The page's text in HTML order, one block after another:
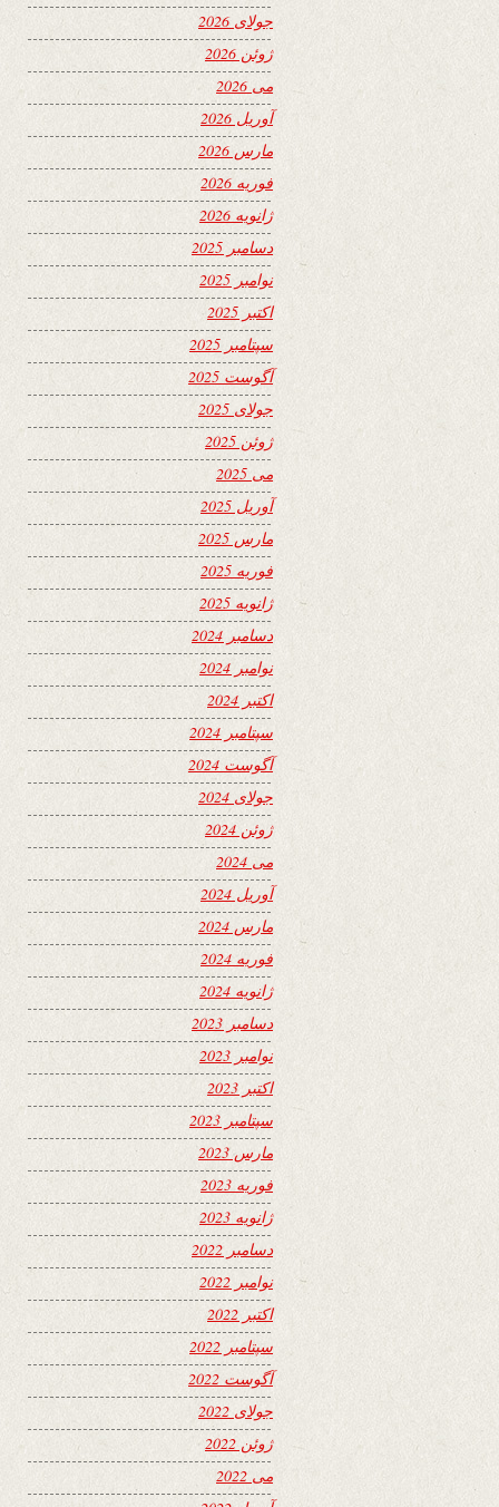
جولای 2026
ژوئن 2026
می 2026
آوریل 2026
مارس 2026
فوریه 2026
ژانویه 2026
دسامبر 2025
نوامبر 2025
اکتبر 2025
سپتامبر 2025
آگوست 2025
جولای 2025
ژوئن 2025
می 2025
آوریل 2025
مارس 2025
فوریه 2025
ژانویه 2025
دسامبر 2024
نوامبر 2024
اکتبر 2024
سپتامبر 2024
آگوست 2024
جولای 2024
ژوئن 2024
می 2024
آوریل 2024
مارس 2024
فوریه 2024
ژانویه 2024
دسامبر 2023
نوامبر 2023
اکتبر 2023
سپتامبر 2023
مارس 2023
فوریه 2023
ژانویه 2023
دسامبر 2022
نوامبر 2022
اکتبر 2022
سپتامبر 2022
آگوست 2022
جولای 2022
ژوئن 2022
می 2022